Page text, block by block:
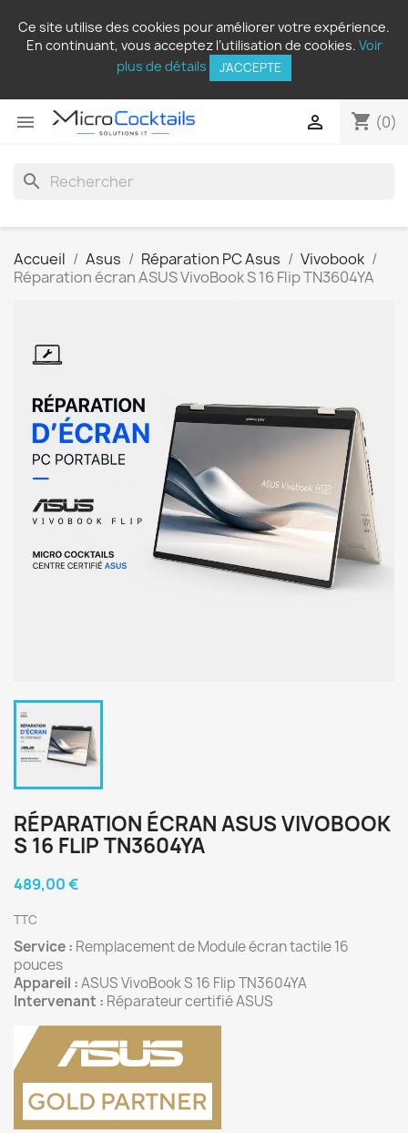
Ce site utilise des cookies pour améliorer votre expérience.
En continuant, vous acceptez l’utilisation de cookies. Voir
plus de détails
J'ACCEPTE
 shopping_cart (0)

search
Accueil Asus Réparation PC Asus
Vivobook
Réparation écran ASUS VivoBook S 16 Flip TN3604YA
RÉPARATION ÉCRAN ASUS VIVOBOOK
S 16 FLIP TN3604YA
489,00 €
TTC
Service : Remplacement de Module écran tactile 16
pouces
Appareil :ASUS VivoBook S 16 Flip TN3604YA
Intervenant : Réparateur certifiéASUS